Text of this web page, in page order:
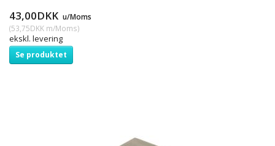
43,00DKK u/Moms
(53,75DKK m/Moms)
ekskl. levering
Se produktet